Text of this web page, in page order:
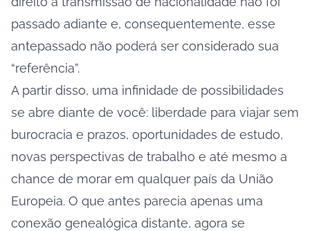
passado adiante e, consequentemente, esse
antepassado não poderá ser considerado sua
“referência”.
A partir disso, uma infinidade de possibilidades
se abre diante de você: liberdade para viajar sem
burocracia e prazos, oportunidades de estudo,
novas perspectivas de trabalho e até mesmo a
chance de morar em qualquer país da União
Europeia. O que antes parecia apenas uma
conexão genealógica distante, agora se